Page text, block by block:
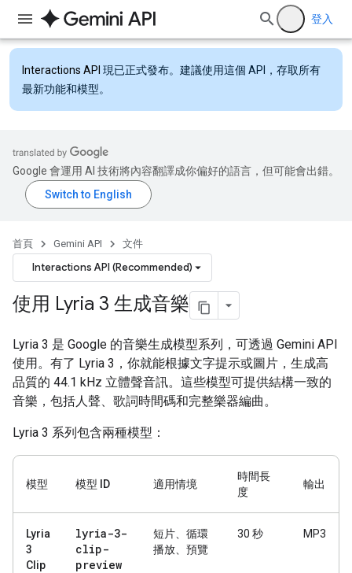
登入
Interactions API 現已正式發布。建議使用這個 API，存取所有
最新功能和模型。
Google 會運用 AI 技術將內容翻譯成你偏好的語言，但可能會出錯。
首頁 Gemini API 文件
Interactions API (Recommended)
使用 Lyria 3 生成音樂
Lyria 3 是 Google 的音樂生成模型系列，可透過 Gemini API
使用。有了 Lyria 3，你就能根據文字提示或圖片，生成高
品質的 44.1 kHz 立體聲音訊。這些模型可提供結構一致的
音樂，包括人聲、歌詞時間碼和完整樂器編曲。
Lyria 3 系列包含兩種模型：
模型 模型 ID 適用情境
時間長
度
輸出
Lyria
3
Clip
lyria-3-
clip-
preview
短片、循環
播放、預覽
30 秒 MP3